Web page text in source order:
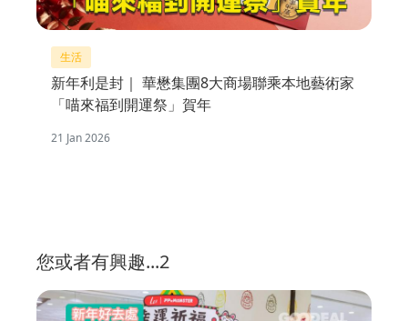
生活
新年利是封｜ 華懋集團8大商場聯乘本地藝術家
「喵來福到開運祭」賀年
21 Jan 2026
您或者有興趣...2